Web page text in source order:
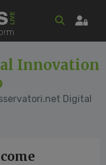
Innovation
Digital